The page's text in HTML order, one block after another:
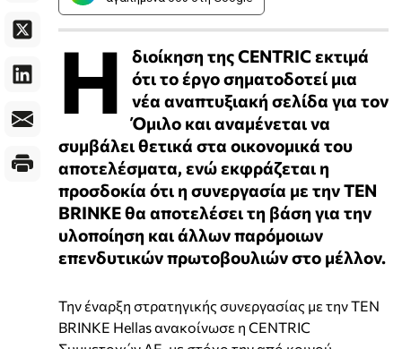
Η
διοίκηση της CENTRIC εκτιμά
ότι το έργο σηματοδοτεί μια
νέα αναπτυξιακή σελίδα για τον
Όμιλο και αναμένεται να
συμβάλει θετικά στα οικονομικά του
αποτελέσματα, ενώ εκφράζεται η
προσδοκία ότι η συνεργασία με την TEN
BRINKE θα αποτελέσει τη βάση για την
υλοποίηση και άλλων παρόμοιων
επενδυτικών πρωτοβουλιών στο μέλλον.
Την έναρξη στρατηγικής συνεργασίας με την TEN
BRINKE Hellas ανακοίνωσε η CENTRIC